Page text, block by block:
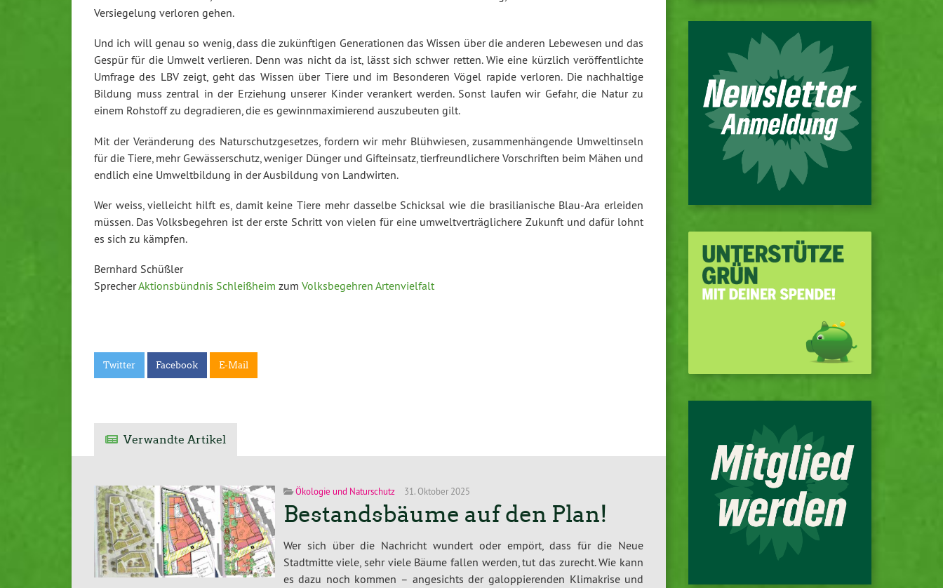
Versiegelung verloren gehen.
Und ich will genau so wenig, dass die zukünftigen Generationen das Wissen über die anderen Lebewesen und das
Gespür für die Umwelt verlieren. Denn was nicht da ist, lässt sich schwer retten. Wie eine kürzlich veröffentlichte
Umfrage des LBV zeigt, geht das Wissen über Tiere und im Besonderen Vögel rapide verloren. Die nachhaltige
Bildung muss zentral in der Erziehung unserer Kinder verankert werden. Sonst laufen wir Gefahr, die Natur zu
einem Rohstoff zu degradieren, die es gewinnmaximierend auszubeuten gilt.
Mit der Veränderung des Naturschutzgesetzes, fordern wir mehr Blühwiesen, zusammenhängende Umweltinseln
für die Tiere, mehr Gewässerschutz, weniger Dünger und Gifteinsatz, tierfreundlichere Vorschriften beim Mähen und
endlich eine Umweltbildung in der Ausbildung von Landwirten.
Wer weiss, vielleicht hilft es, damit keine Tiere mehr dasselbe Schicksal wie die brasilianische Blau-Ara erleiden
müssen. Das Volksbegehren ist der erste Schritt von vielen für eine umweltverträglichere Zukunft und dafür lohnt
es sich zu kämpfen.
Bernhard Schüßler
SprecherAktionsbündnis Schleißheim zum Volksbegehren Artenvielfalt
Twitter Facebook E-Mail
Verwandte Artikel
Ökologie und Naturschutz 31. Oktober 2025
Bestandsbäume auf den Plan!
Wer sich über die Nachricht wundert oder empört, dass für die Neue
Stadtmitte viele, sehr viele Bäume fallen werden, tut das zurecht. Wie kann
es dazu noch kommen – angesichts der galoppierenden Klimakrise und